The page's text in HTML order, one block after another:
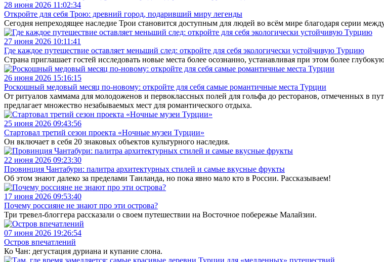
28 июня 2026 11:02:34
Откройте для себя Трою: древний город, подаривший миру легенды
Сегодня непреходящее наследие Трои становится доступным для людей во всём мире благодаря серии
27 июня 2026 10:11:41
Где каждое путешествие оставляет меньший след: откройте для себя экологически устойчивую Турцию
Страна приглашает гостей исследовать новые места более осознанно, устанавливая при этом более
26 июня 2026 15:16:15
Роскошный медовый месяц по-новому: откройте для себя самые романтичные места Турции
От ритуалов хаммама для молодоженов и первоклассных полей для гольфа до ресторанов, отмеченных в
предлагает множество незабываемых мест для романтического отдыха.
25 июня 2026 09:43:56
Стартовал третий сезон проекта «Ночные музеи Турции»
Он включает в себя 20 знаковых объектов культурного наследия.
22 июня 2026 09:23:30
Провинция Чантабури: палитра архитектурных стилей и самые вкусные фрукты
Об этом знают далеко за пределами Таиланда, но пока явно мало кто в России. Рассказываем!
17 июня 2026 09:53:40
Почему россияне не знают про эти острова?
Три тревел-блоггера рассказали о своем путешествии на Восточное побережье Малайзии.
07 июня 2026 19:26:54
Остров впечатлений
Ко Чан: дегустация дуриана и купание слона.